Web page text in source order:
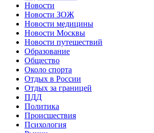
Новости
Новости ЗОЖ
Новости медицины
Новости Москвы
Новости путешествий
Образование
Общество
Около спорта
Отдых в России
Отдых за границей
ПДД
Политика
Происшествия
Психология